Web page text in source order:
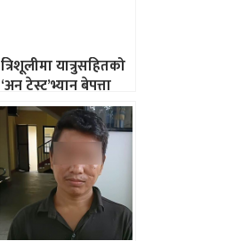
त्रिशूलीमा यात्रुसहितको
‘अन टेस्ट’भ्यान बेपत्ता